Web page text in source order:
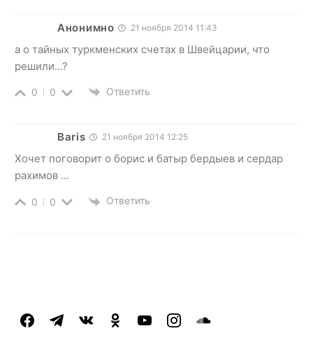
Анонимно 21 ноября 2014 11:43
а о тайных туркменских счетах в Швейцарии, что
решили…?
0 0 Ответить
Baris 21 ноября 2014 12:25
Хочет поговорит о борис и батыр бердыев и сердар
рахимов …
0 0 Ответить
facebooktelegramvkontakteodnoklassniki
youtubeinstagramsoundcloud